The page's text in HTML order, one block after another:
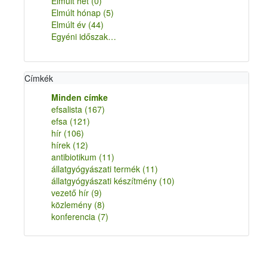
Elmúlt hónap (5)
Elmúlt év (44)
Egyéni időszak…
Címkék
Minden címke
efsalista (167)
efsa (121)
hír (106)
hírek (12)
antibiotikum (11)
állatgyógyászati termék (11)
állatgyógyászati készítmény (10)
vezető hír (9)
közlemény (8)
konferencia (7)